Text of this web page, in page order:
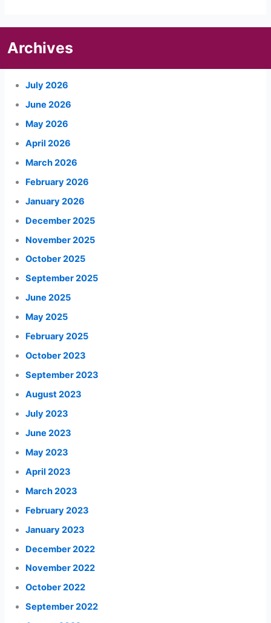
Archives
July 2026
June 2026
May 2026
April 2026
March 2026
February 2026
January 2026
December 2025
November 2025
October 2025
September 2025
June 2025
May 2025
February 2025
October 2023
September 2023
August 2023
July 2023
June 2023
May 2023
April 2023
March 2023
February 2023
January 2023
December 2022
November 2022
October 2022
September 2022